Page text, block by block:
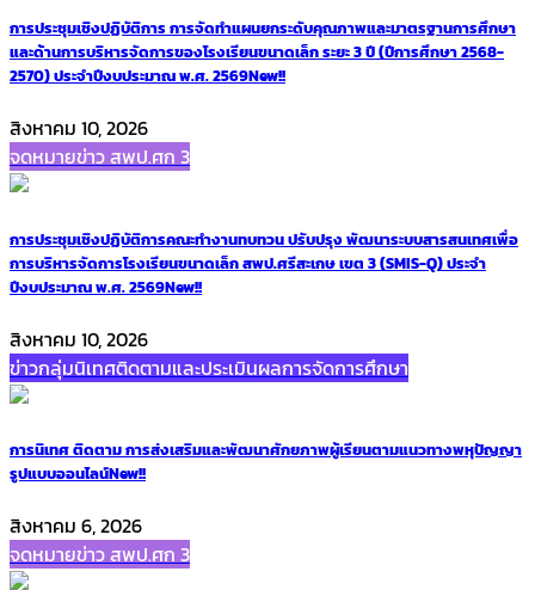
การประชุมเชิงปฏิบัติการ การจัดทำแผนยกระดับคุณภาพและมาตรฐานการศึกษา
และด้านการบริหารจัดการของโรงเรียนขนาดเล็ก ระยะ 3 ปี (ปีการศึกษา 2568-
2570) ประจำปีงบประมาณ พ.ศ. 2569New!!
สิงหาคม 10, 2026
จดหมายข่าว สพป.ศก 3
การประชุมเชิงปฏิบัติการคณะทำงานทบทวน ปรับปรุง พัฒนาระบบสารสนเทศเพื่อ
การบริหารจัดการโรงเรียนขนาดเล็ก สพป.ศรีสะเกษ เขต 3 (SMIS-Q) ประจำ
ปีงบประมาณ พ.ศ. 2569New!!
สิงหาคม 10, 2026
ข่าวกลุ่มนิเทศติดตามและประเมินผลการจัดการศึกษา
การนิเทศ ติดตาม การส่งเสริมและพัฒนาศักยภาพผู้เรียนตามแนวทางพหุปัญญา
รูปแบบออนไลน์New!!
สิงหาคม 6, 2026
จดหมายข่าว สพป.ศก 3